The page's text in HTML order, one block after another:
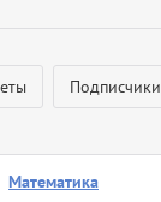
Подписчики
Математика